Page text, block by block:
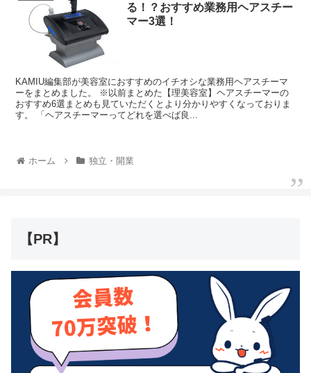
る！？おすすめ業務用ヘアスチー
マー3選！
KAMIU編集部が美容室におすすめのイチオシな業務用ヘアスチーマ
ーをまとめました。 ※以前まとめた【理美容室】ヘアスチーマーの
おすすめ6選まとめも見ていただくとより分かりやすくなっておりま
す。 「ヘアスチーマーってどれを選べば良...
ホーム 独立・開業
【PR】